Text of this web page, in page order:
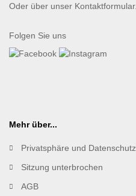
Oder über unser Kontaktformular.
Folgen Sie uns
Mehr über...
Privatsphäre und Datenschutz
Sitzung unterbrochen
AGB